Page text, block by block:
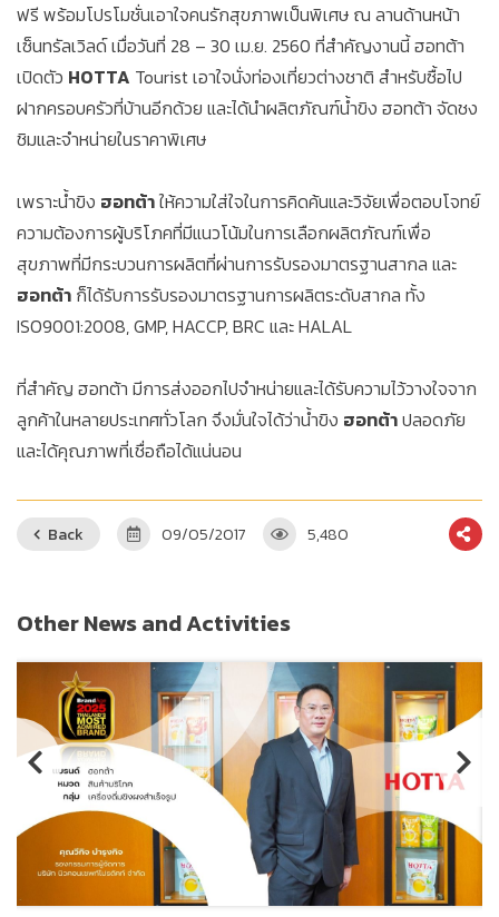
ฟรี พร้อมโปรโมชั่นเอาใจคนรักสุขภาพเป็นพิเศษ ณ ลานด้านหน้า
เซ็นทรัลเวิลด์ เมื่อวันที่ 28 – 30 เม.ย. 2560 ที่สำคัญงานนี้ ฮอทต้า
เปิดตัว HOTTA Tourist เอาใจนั่งท่องเที่ยวต่างชาติ สำหรับซื้อไป
ฝากครอบครัวที่บ้านอีกด้วย และได้นำผลิตภัณฑ์น้ำขิง ฮอทต้า จัดชง
ชิมและจำหน่ายในราคาพิเศษ
เพราะน้ำขิง ฮอทต้าให้ความใส่ใจในการคิดค้นและวิจัยเพื่อตอบโจทย์
ความต้องการผู้บริโภคที่มีแนวโน้มในการเลือกผลิตภัณฑ์เพื่อ
สุขภาพที่มีกระบวนการผลิตที่ผ่านการรับรองมาตรฐานสากล และ
ฮอทต้า ก็ได้รับการรับรองมาตรฐานการผลิตระดับสากล ทั้ง
ISO9001:2008, GMP, HACCP, BRC และ HALAL
ที่สำคัญ ฮอทต้า มีการส่งออกไปจำหน่ายและได้รับความไว้วางใจจาก
ลูกค้าในหลายประเทศทั่วโลก จึงมั่นใจได้ว่าน้ำขิง ฮอทต้าปลอดภัย
และได้คุณภาพที่เชื่อถือได้แน่นอน
Back 09/05/2017 5,480
Other News and Activities